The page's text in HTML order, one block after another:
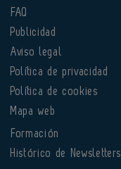
FAQ
Publicidad
Aviso legal
Política de privacidad
Política de cookies
Mapa web
Formación
Histórico de Newsletters